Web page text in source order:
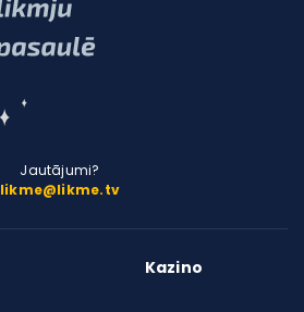
Jautājumi?
likme@likme.tv
Kazino